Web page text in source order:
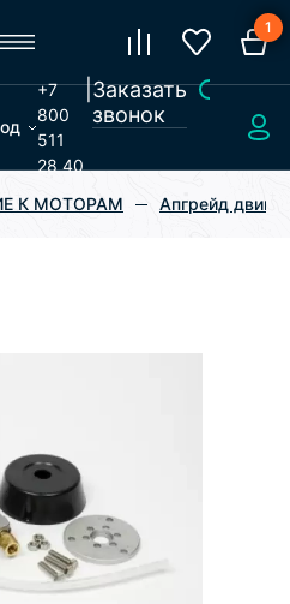
1
+7
800
511
28 40
|Заказать
звонок
К МОТОРАМ Апгрейд